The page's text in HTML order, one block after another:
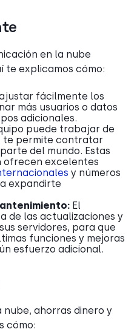
en la nube
te explicamos cómo:
fácilmente los
más usuarios o datos
adicionales.
puede trabajar de
te permite contratar
del mundo. Estas
ofrecen excelentes
y números
expandirte
El
de las actualizaciones y
servidores, para que
funciones y mejoras
esfuerzo adicional.
nube, ahorras dinero y
cómo: